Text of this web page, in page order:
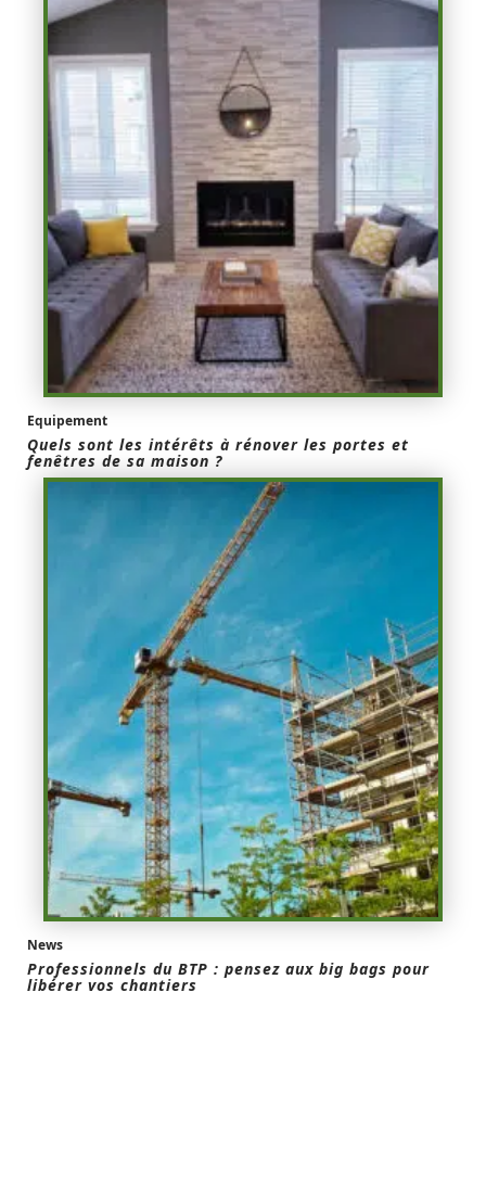
Equipement
Quels sont les intérêts à rénover les portes et
fenêtres de sa maison ?
News
Professionnels du BTP : pensez aux big bags pour
libérer vos chantiers